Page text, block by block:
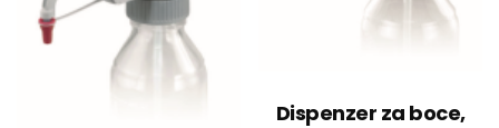
Dispenzer za boce,